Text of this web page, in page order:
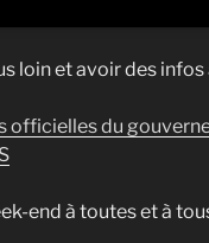
loin et avoir des infos
officielles du
end à toutes et à